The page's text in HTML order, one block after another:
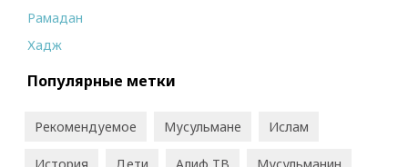
Рамадан
Хадж
Популярные метки
Рекомендуемое Мусульмане Ислам
История Дети Алиф ТВ Мусульманин